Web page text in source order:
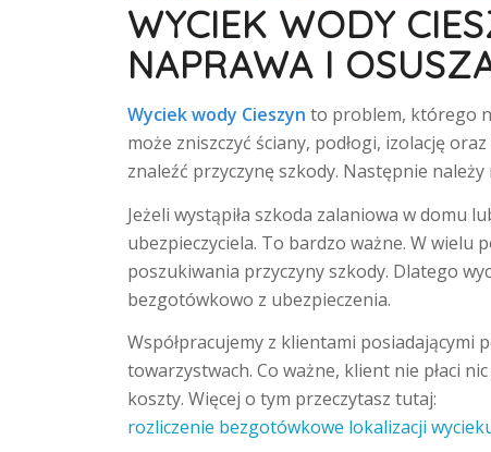
WYCIEK WODY
NAPRAWA I
Wyciek wody Cieszyn to problem, którego
może zniszczyć ściany, podłogi, izolację
znaleźć przyczynę szkody. Następnie
Jeżeli wystąpiła szkoda zalaniowa w domu
ubezpieczyciela. To bardzo ważne. W wielu
poszukiwania przyczyny szkody. Dlatego
bezgotówkowo z ubezpieczenia.
Współpracujemy z klientami posiadającymi
towarzystwach. Co ważne, klient nie płaci
koszty. Więcej o tym przeczytasz tutaj:
rozliczenie bezgotówkowe lokalizacji